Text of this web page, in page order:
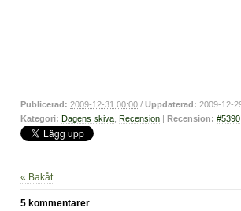
Publicerad: 2009-12-31 00:00 / Uppdaterad: 2009-12-
Kategori: Dagens skiva Recension | Recension: #5390
« Bakåt
5 kommentarer